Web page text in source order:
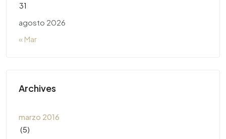
agosto 2026
31
« Mar
Archives
marzo 2016
(5)